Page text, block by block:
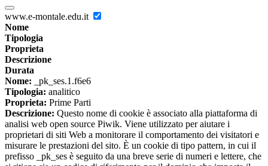
www.e-montale.edu.it
Nome
Tipologia
Proprieta
Descrizione
Durata
Nome: _pk_ses.1.f6e6
Tipologia: analitico
Proprieta: Prime Parti
Descrizione: Questo nome di cookie è associato alla piattaforma di
analisi web open source Piwik. Viene utilizzato per aiutare i
proprietari di siti Web a monitorare il comportamento dei visitatori e
misurare le prestazioni del sito. È un cookie di tipo pattern, in cui il
prefisso _pk_ses è seguito da una breve serie di numeri e lettere, che